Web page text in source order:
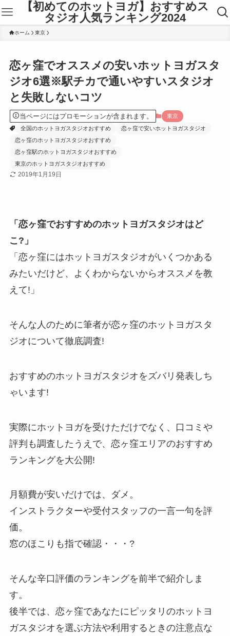
【初めてのホットヨガ】おすすめス
タジオ人気ランキング2024
ホーム 東京
恋ヶ窪でオススメの安いホットヨガスタ
ジオ6選※駅チカで通いやすいスタジオ
と失敗しないコツ
当ページにはプロモーションが含まれます。
東京
全国のホットヨガスタジオおすすめ
恋ヶ窪で安いホットヨガスタジオ
恋ヶ窪のホットヨガスタジオおすすめ
恋ヶ窪駅のホットヨガスタジオおすすめ
東京のホットヨガスタジオおすすめ
2019年1月19日
「恋ヶ窪でおすすめのホットヨガスタジオはど
こ?」
「恋ヶ窪にはホットヨガスタジオがいくつかある
みたいだけど、よくわからないからオススメを教
えて!」
そんな人のために筆者が恋ヶ窪のホットヨガスタ
ジオについて徹底調査!
おすすめのホットヨガスタジオをズバリ発表しち
ゃいます!
実際にホットヨガを受けただけでなく、口コミや
評判も調査したうえで、恋ヶ窪エリアのおすすめ
ランキングを大公開!
月額費が安いだけでは、ダメ。
インストラクターや受付スタッフの一言一句を評
価。
窓のほこりも指で確認・・・?
そんな辛口評価のランキングを前半で紹介しま
す。
後半では、恋ヶ窪であなたにピッタリのホットヨ
ガスタジオを選ぶ方法や利用するときの注意点な